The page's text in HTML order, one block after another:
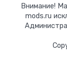
Внимание!
mods.ru